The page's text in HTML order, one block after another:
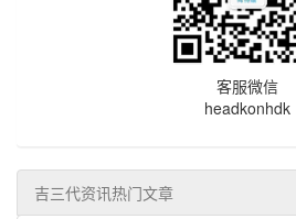
客服微信
headkonhdk
吉三代资讯热门文章